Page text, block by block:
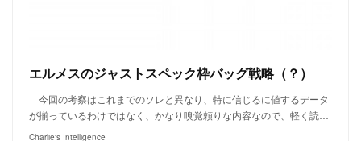
エルメスのジャストスペック枠バッグ戦略（？）
今回の考察はこれまでのソレと異なり、特に信じるに値するデータ
が揃っているわけではなく、かなり嗅覚頼りな内容なので、軽く読…
Charlie's Intelligence